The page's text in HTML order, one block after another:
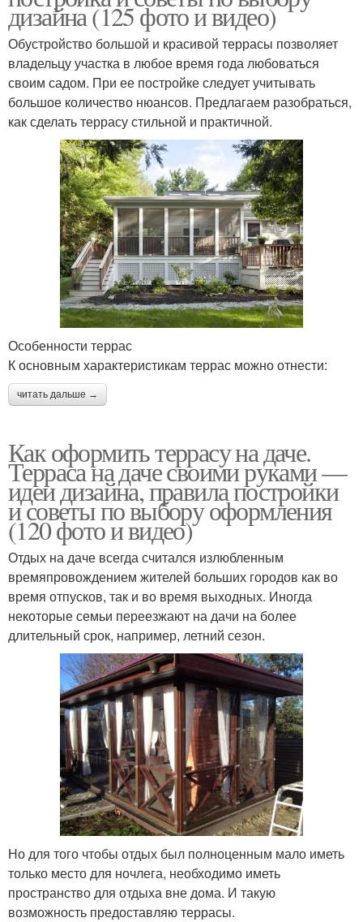
дизайна (125 фото и видео)
Обустройство большой и красивой террасы позволяет
владельцу участка в любое время года любоваться
своим садом. При ее постройке следует учитывать
большое количество нюансов. Предлагаем разобраться,
как сделать террасу стильной и практичной.
Особенности террас
К основным характеристикам террас можно отнести:
читать дальше →
Как оформить террасу на даче.
Терраса на даче своими руками —
идеи дизайна, правила постройки
и советы по выбору оформления
(120 фото и видео)
Отдых на даче всегда считался излюбленным
времяпровождением жителей больших городов как во
время отпусков, так и во время выходных. Иногда
некоторые семьи переезжают на дачи на более
длительный срок, например, летний сезон.
Но для того чтобы отдых был полноценным мало иметь
только место для ночлега, необходимо иметь
пространство для отдыха вне дома. И такую
возможность предоставляю террасы.